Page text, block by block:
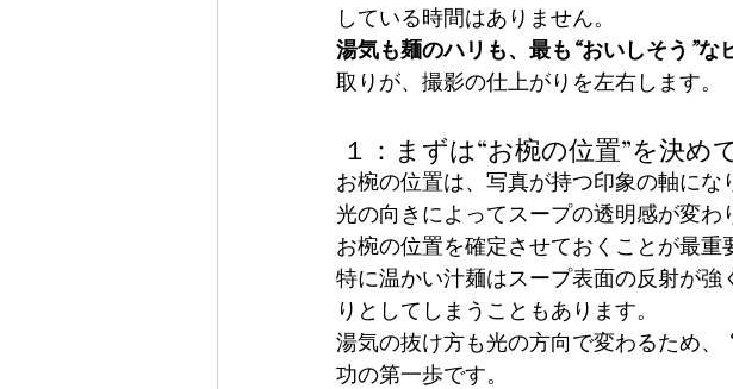
している時間はありません。
湯気も麺のハリも、最も“おいしそう”な
取りが、撮影の仕上がりを左右します。
１：まずは“お椀の位置”を決め
お椀の位置は、写真が持つ印象の軸にな
光の向きによってスープの透明感が変
お椀の位置を確定させておくことが最重
特に温かい汁麺はスープ表面の反射が
りとしてしまうこともあります。
湯気の抜け方も光の方向で変わるため、
功の第一歩です。